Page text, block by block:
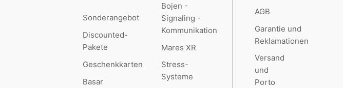
Sonderangebot
Discounted-
Pakete
Geschenkkarten
Basar
Bojen -
Signaling -
Kommunikation
Mares XR
Stress-
Systeme
AGB
Garantie und
Reklamationen
Versand
und
Porto